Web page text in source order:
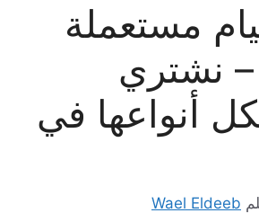
مستعملة
– نشتري
أنواعها في
Wael Eldeeb